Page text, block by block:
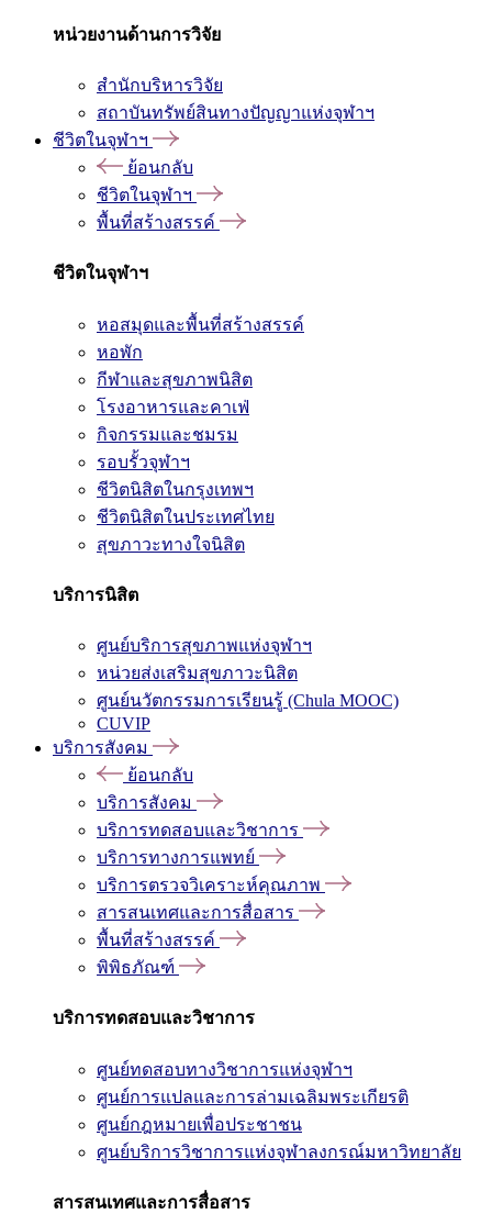
หน่วยงานด้านการวิจัย
สำนักบริหารวิจัย
สถาบันทรัพย์สินทางปัญญาแห่งจุฬาฯ
ชีวิตในจุฬาฯ
ย้อนกลับ
ชีวิตในจุฬาฯ
พื้นที่สร้างสรรค์
ชีวิตในจุฬาฯ
หอสมุดและพื้นที่สร้างสรรค์
หอพัก
กีฬาและสุขภาพนิสิต
โรงอาหารและคาเฟ่
กิจกรรมและชมรม
รอบรั้วจุฬาฯ
ชีวิตนิสิตในกรุงเทพฯ
ชีวิตนิสิตในประเทศไทย
สุขภาวะทางใจนิสิต
บริการนิสิต
ศูนย์บริการสุขภาพแห่งจุฬาฯ
หน่วยส่งเสริมสุขภาวะนิสิต
ศูนย์นวัตกรรมการเรียนรู้ (Chula MOOC)
CUVIP
บริการสังคม
ย้อนกลับ
บริการสังคม
บริการทดสอบและวิชาการ
บริการทางการแพทย์
บริการตรวจวิเคราะห์คุณภาพ
สารสนเทศและการสื่อสาร
พื้นที่สร้างสรรค์
พิพิธภัณฑ์
บริการทดสอบและวิชาการ
ศูนย์ทดสอบทางวิชาการแห่งจุฬาฯ
ศูนย์การแปลและการล่ามเฉลิมพระเกียรติ
ศูนย์กฎหมายเพื่อประชาชน
ศูนย์บริการวิชาการแห่งจุฬาลงกรณ์มหาวิทยาลัย
สารสนเทศและการสื่อสาร